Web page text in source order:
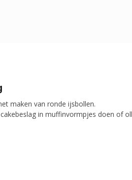
maken van ronde ijsbollen.
in muffinvormpjes doen of